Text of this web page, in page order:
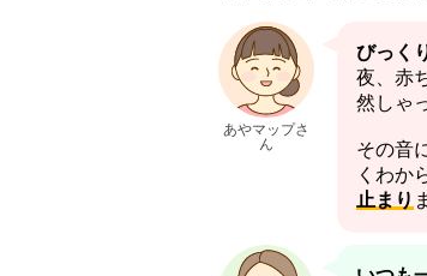
あやマップさ
ん
びっく
夜、赤
然しゃ
その音
くわか
止まり